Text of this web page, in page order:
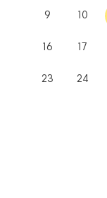
9 10
16 17
23 24